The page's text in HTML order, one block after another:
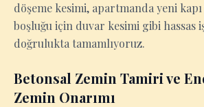
döşeme kesimi, apartmanda yeni
boşluğu için duvar kesimi gibi
doğrulukta tamamlıyoruz.
Betonsal Zemin Tamiri ve
Zemin Onarımı